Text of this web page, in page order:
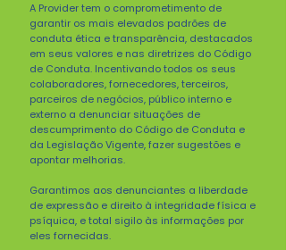
A Provider tem o comprometimento de
garantir os mais elevados padrões de
conduta ética e transparência, destacados
em seus valores e nas diretrizes do Código
de Conduta. Incentivando todos os seus
colaboradores, fornecedores, terceiros,
parceiros de negócios, público interno e
externo a denunciar situações de
descumprimento do Código de Conduta e
da Legislação Vigente, fazer sugestões e
apontar melhorias.
Garantimos aos denunciantes a liberdade
de expressão e direito à integridade física e
psíquica, e total sigilo às informações por
eles fornecidas.